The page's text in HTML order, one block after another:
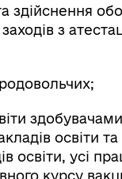
здійснення
з
освіти
освіти, усі
курсу